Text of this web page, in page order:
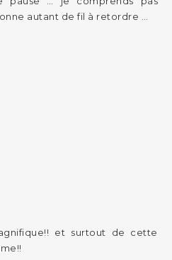
autant de fil à retordre …
et surtout de cette